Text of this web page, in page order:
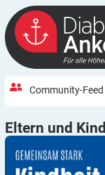
Community-Feed
Eltern und Kind
3. Aktion 2025
Typ-1-Diabetes